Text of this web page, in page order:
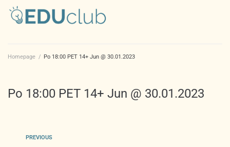
Homepage / Po 18:00 PET 14+ Jun @ 30.01.2023
Po 18:00 PET 14+ Jun @ 30.01.2023
PREVIOUS